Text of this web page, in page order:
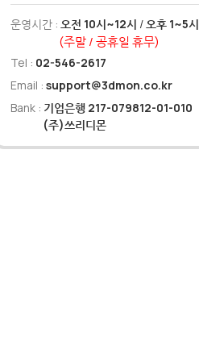
운영시간 : 오전 10시~12시 /오후 1~5시
(주말 / 공휴일 휴무)
Tel : 02-546-2617
Email : support@3dmon.co.kr
Bank : 기업은행 217-079812-01-010
(주)쓰리디몬